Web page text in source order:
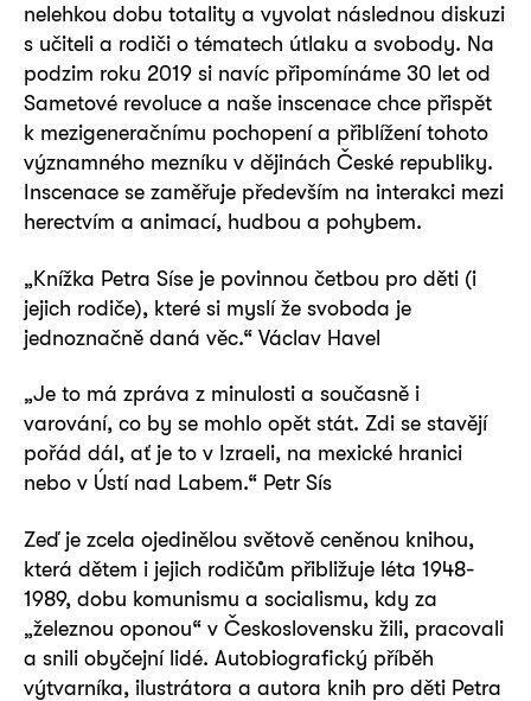
nelehkou dobu totality a vyvolat následnou diskuzi
s učiteli a rodiči o tématech útlaku a svobody. Na
podzim roku 2019 si navíc připomínáme 30 let od
Sametové revoluce a naše inscenace chce přispět
k mezigeneračnímu pochopení a přiblížení tohoto
významného mezníku v dějinách České republiky.
Inscenace se zaměřuje především na interakci mezi
herectvím a animací, hudbou a pohybem.
„Knížka Petra Síse je povinnou četbou pro děti (i
jejich rodiče), které si myslí že svoboda je
jednoznačně daná věc.“ Václav Havel
„Je to má zpráva z minulosti a současně i
varování, co by se mohlo opět stát. Zdi se stavějí
pořád dál, ať je to v Izraeli, na mexické hranici
nebo v Ústí nad Labem.“ Petr Sís
Zeď je zcela ojedinělou světově ceněnou knihou,
která dětem i jejich rodičům přibližuje léta 1948-
1989, dobu komunismu a socialismu, kdy za
„železnou oponou“ v Československu žili, pracovali
a snili obyčejní lidé. Autobiografický příběh
výtvarníka, ilustrátora a autora knih pro děti Petra